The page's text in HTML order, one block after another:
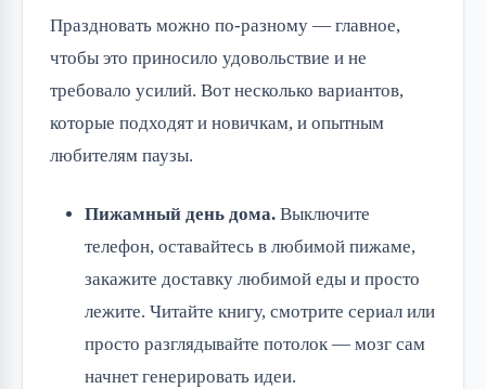
Праздновать можно по-разному — главное,
чтобы это приносило удовольствие и не
требовало усилий. Вот несколько вариантов,
которые подходят и новичкам, и опытным
любителям паузы.
Пижамный день дома. Выключите
телефон, оставайтесь в любимой пижаме,
закажите доставку любимой еды и просто
лежите. Читайте книгу, смотрите сериал или
просто разглядывайте потолок — мозг сам
начнет генерировать идеи.